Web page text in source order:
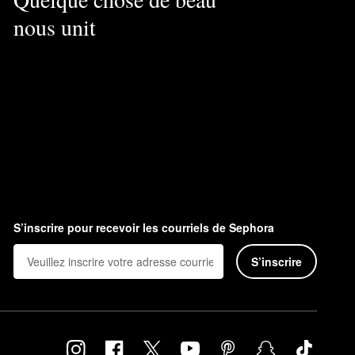
nous unit
S’inscrire pour recevoir les courriels de Sephora
S’inscrire